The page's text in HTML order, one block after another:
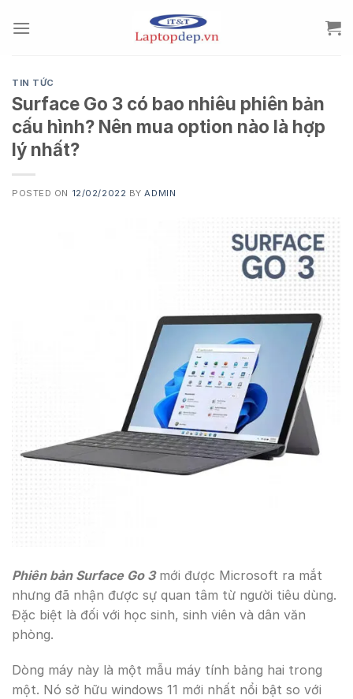
TIN TỨC
Surface Go 3 có bao nhiêu phiên bản
cấu hình? Nên mua option nào là hợp
lý nhất?
POSTED ON 12/02/2022 BYADMIN
Phiên bản Surface Go 3 mới được Microsoft ra mắt
nhưng đã nhận được sự quan tâm từ người tiêu dùng.
Đặc biệt là đối với học sinh, sinh viên và dân văn
phòng.
Dòng máy này là một mẫu máy tính bảng hai trong
một. Nó sở hữu windows 11 mới nhất nổi bật so với